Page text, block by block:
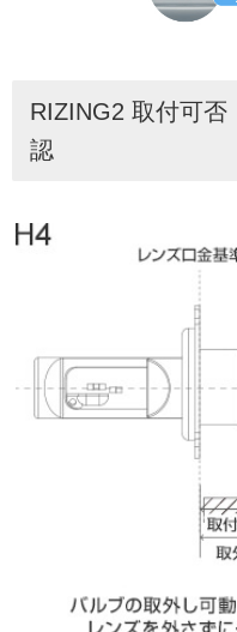
RIZING2 取付可否
認